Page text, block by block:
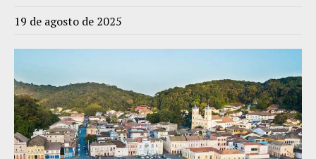
19 de agosto de 2025